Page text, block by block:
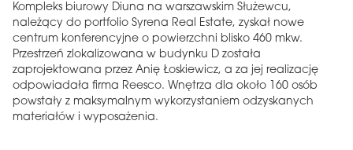
Kompleks biurowy Diuna na warszawskim Służewcu,
należący do portfolio Syrena Real Estate, zyskał nowe
centrum konferencyjne o powierzchni blisko 460 mkw.
Przestrzeń zlokalizowana w budynku D została
zaprojektowana przez Anię Łoskiewicz, a za jej realizację
odpowiadała firma Reesco. Wnętrza dla około 160 osób
powstały z maksymalnym wykorzystaniem odzyskanych
materiałów i wyposażenia.